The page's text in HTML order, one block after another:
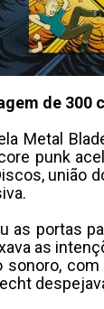
de
Metal
punk
as portas
as